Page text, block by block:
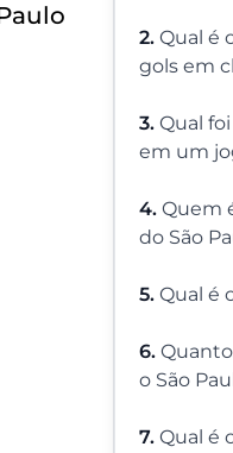
2. Qual é
gols em
3. Qual
em um
4. Quem
do São
5. Qual é
6.
o São
7. Qual é